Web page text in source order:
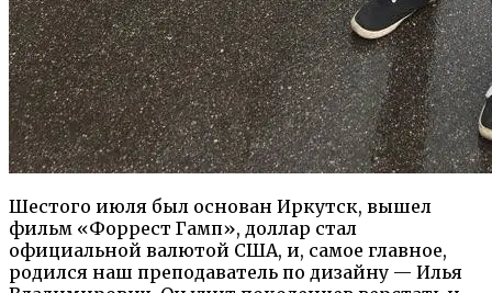
Шестого июля был основан Иркутск, вышел
фильм «Форрест Гамп», доллар стал
официальной валютой США, и, самое главное,
родился наш преподаватель по дизайну — Илья